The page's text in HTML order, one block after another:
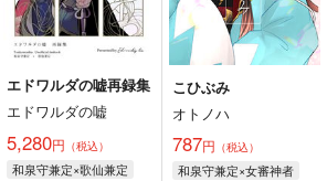
エドワルダの嘘再録集
エドワルダの嘘
5,280円 （税込）
和泉守兼定×歌仙兼定
こひぶみ
オトノハ
787円 （税込）
和泉守兼定×女審神者